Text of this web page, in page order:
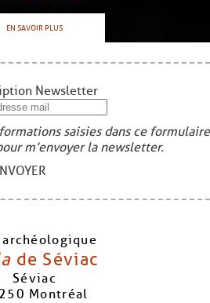
EN SAVOIR PLUS
Newsletter
saisies dans ce formulaire
m’envoyer la newsletter.
de Séviac
Séviac
Montréal